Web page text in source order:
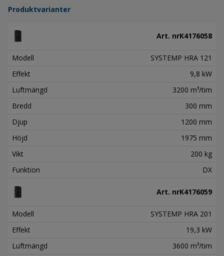
Produktvarianter
Art. nrK4176058
Modell
SYSTEMP HRA 121
Effekt
9,8 kW
Luftmängd
3200 m³/tim
Bredd
300 mm
Djup
1200 mm
Höjd
1975 mm
Vikt
200 kg
Funktion
DX
Art. nrK4176059
Modell
SYSTEMP HRA 201
Effekt
19,3 kW
Luftmängd
3600 m³/tim